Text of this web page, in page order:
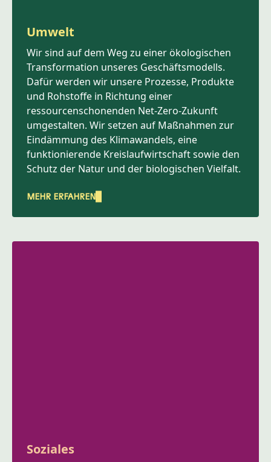
Umwelt
Wir sind auf dem Weg zu einer ökologischen
Transformation unseres Geschäftsmodells.
Dafür werden wir unsere Prozesse, Produkte
und Rohstoffe in Richtung einer
ressourcenschonenden Net-Zero-Zukunft
umgestalten. Wir setzen auf Maßnahmen zur
Eindämmung des Klimawandels, eine
funktionierende Kreislaufwirtschaft sowie den
Schutz der Natur und der biologischen Vielfalt.
MEHR ERFAHREN
Soziales